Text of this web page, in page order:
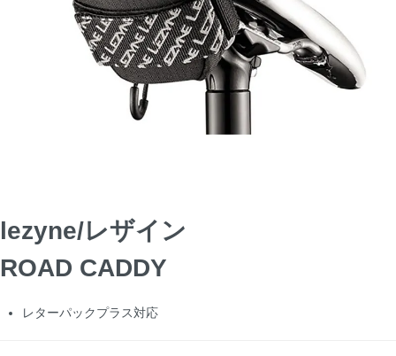
lezyne/レザイン
ROAD CADDY
レターパックプラス対応